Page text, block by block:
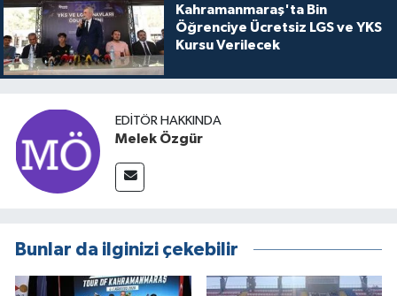
Kahramanmaraş'ta Bin
Öğrenciye Ücretsiz LGS ve YKS
Kursu Verilecek
EDITÖR HAKKINDA
Melek Özgür
Bunlar da ilginizi çekebilir